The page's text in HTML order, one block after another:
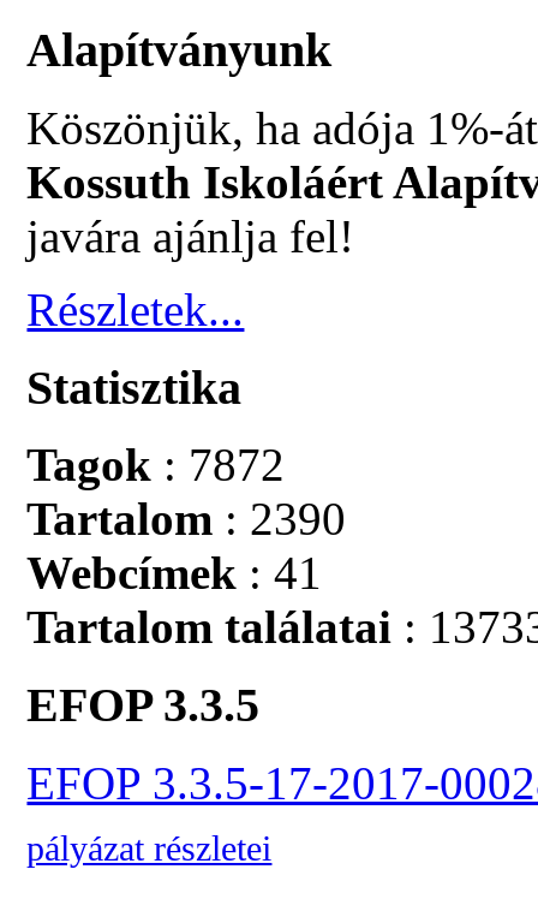
Alapítványunk
Köszönjük, ha adója 1%-
Kossuth Iskoláért
javára ajánlja fel!
Részletek...
Statisztika
Tagok : 7872
Tartalom : 2390
Webcímek : 41
Tartalom találatai :
EFOP 3.3.5
EFOP 3.3.5-17-2017-
pályázat részletei